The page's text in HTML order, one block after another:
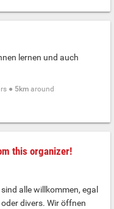
lernen und auch
● 5km around
this organizer!
alle willkommen, egal
divers. Wir öffnen